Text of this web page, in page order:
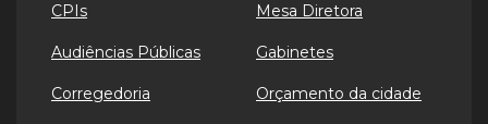
CPIs
Audiências Públicas
Corregedoria
Mesa Diretora
Gabinetes
Orçamento da cidade